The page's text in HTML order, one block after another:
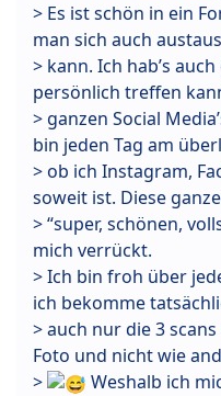
> Es ist schön in ein
man sich auch
> kann. Ich hab’s
persönlich treffen
> ganzen Social
bin jeden Tag am
> ob ich Instagram,
soweit ist. Diese
> “super, schönen,
mich verrückt.
> Ich bin froh über
ich bekomme
> auch nur die 3
Foto und nicht wie
>
Weshalb ich